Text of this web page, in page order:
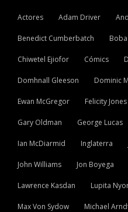
Actores Adam Driver
Benedict Cumberbatch
Chiwetel Ejiofor Cómics
Domhnall Gleeson Dominic
Ewan McGregor Felicity Jones
Gary Oldman George Lucas
Ian McDiarmid Inglaterra
John Williams Jon Boyega
Lawrence Kasdan Lupita
Max Von Sydow Michael